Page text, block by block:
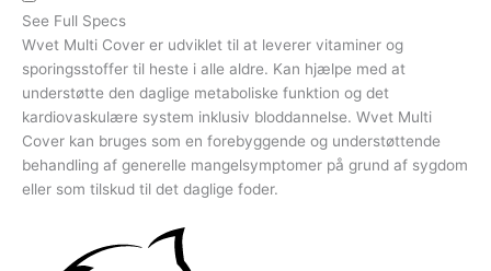
See Full Specs
Wvet Multi Cover er udviklet til at leverer vitaminer og
sporingsstoffer til heste i alle aldre. Kan hjælpe med at
understøtte den daglige metaboliske funktion og det
kardiovaskulære system inklusiv bloddannelse. Wvet Multi
Cover kan bruges som en forebyggende og understøttende
behandling af generelle mangelsymptomer på grund af sygdom
eller som tilskud til det daglige foder.